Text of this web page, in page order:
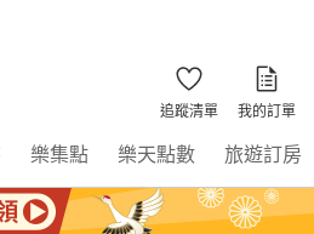
追蹤清單 我的訂單
樂集點 樂天點數 旅遊訂房